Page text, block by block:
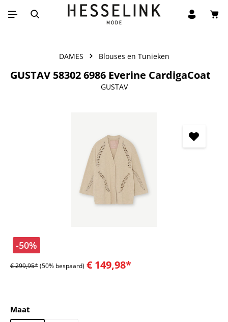
Ga naar de hoofdinhoud
DAMES Blouses en Tunieken
GUSTAV 58302 6986 Everine CardigaCoat
GUSTAV
-50%
€ 299,95*(50% bespaard) € 149,98*
Selecteer
Maat